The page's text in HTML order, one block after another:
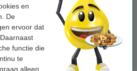
en
De
ervoor dat
functie die
te
alleen
€ 7,25 Incl. 21% btw